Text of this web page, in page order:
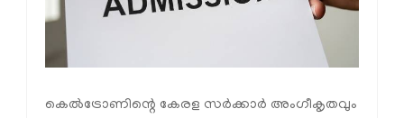
കെൽട്രോണിന്റെ കേരള സർക്കാർ അംഗീകൃതവും